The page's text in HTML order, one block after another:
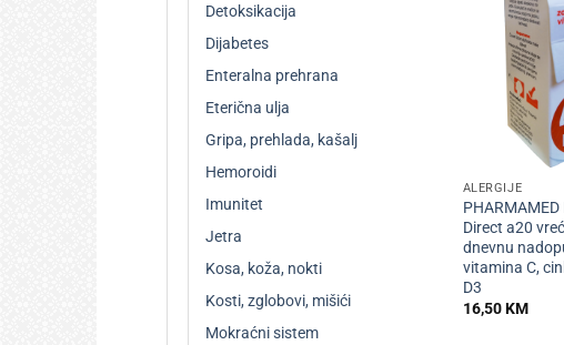
Detoksikacija
Dijabetes
Enteralna prehrana
Eterična ulja
Gripa, prehlada, kašalj
Hemoroidi
Imunitet
Jetra
Kosa, koža, nokti
Kosti, zglobovi, mišići
Mokraćni sistem
ALERGIJE
Direct a20
dnevnu
vitamina C,
D3
16,50KM